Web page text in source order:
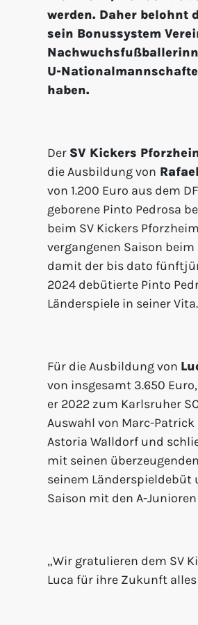
werden. Daher belohnt
sein Bonussystem
U-
haben.
Der SV Kickers
die Ausbildung von
von 1.200 Euro aus dem
geborene Pinto Pedrosa
beim SV Kickers
vergangenen Saison beim
damit der bis dato
2024 debütierte Pinto
Länderspiele in seiner Vita.
Für die Ausbildung von
von insgesamt 3.650
er 2022 zum Karlsruher
Auswahl von Marc-
Astoria Walldorf und
mit seinen
seinem Länderspieldebüt
Saison mit den A-
„Wir gratulieren dem SV
Luca für ihre Zukunft